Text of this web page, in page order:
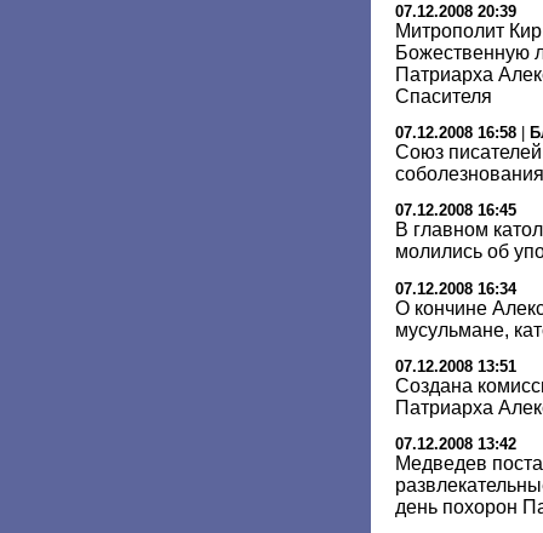
07.12.2008 20:39
Митрополит
Божественную
Патриарха
Спасителя
07.12.2008 16:58
Союз
07.12.2008 16:45
В главном
молились об
07.12.2008 16:34
О кончине
мусульмане,
07.12.2008 13:51
Создана
Патриарха
07.12.2008 13:42
Медведев
день похорон